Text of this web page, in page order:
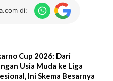
di:
Cup 2026: Dari
Usia Muda ke Liga
Ini Skema Besarnya